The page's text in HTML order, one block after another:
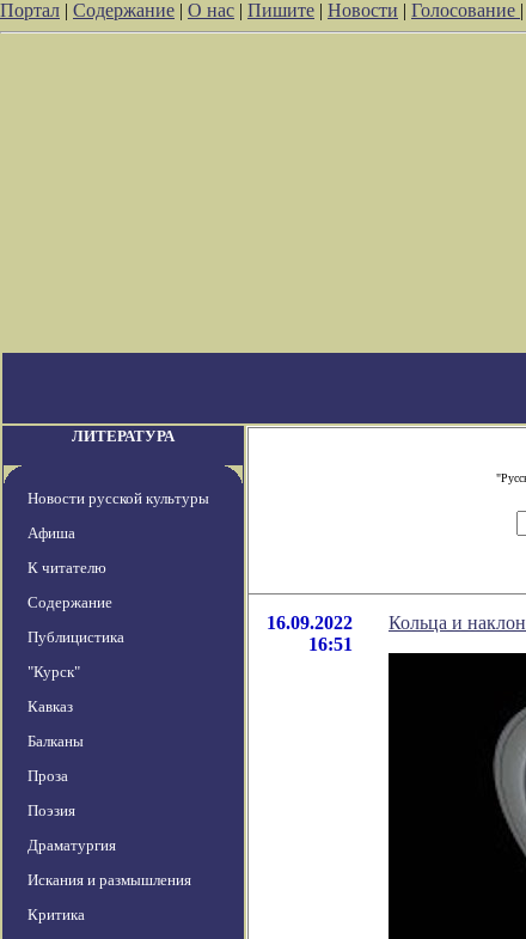
Портал | Содержание | О нас | Пишите | Новости | Голосование |
ЛИТЕРАТУРА
Новости русской культуры
Афиша
К читателю
Содержание
Публицистика
"Курск"
Кавказ
Балканы
Проза
Поэзия
Драматургия
Искания и размышления
Критика
16.09.2022
16:51
Кольца и